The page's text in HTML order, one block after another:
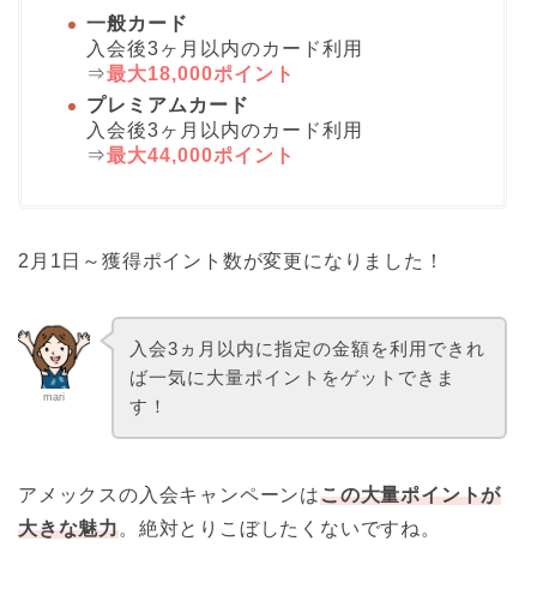
一般カード
入会後3ヶ月以内のカード利用
⇒最大18,000ポイント
プレミアムカード
入会後3ヶ月以内のカード利用
⇒最大44,000ポイント
2月1日～獲得ポイント数が変更になりました！
mari
入会3ヵ月以内に指定の金額を利用できれ
ば一気に大量ポイントをゲットできま
す！
アメックスの入会キャンペーンはこの大量ポイントが
大きな魅力。絶対とりこぼしたくないですね。